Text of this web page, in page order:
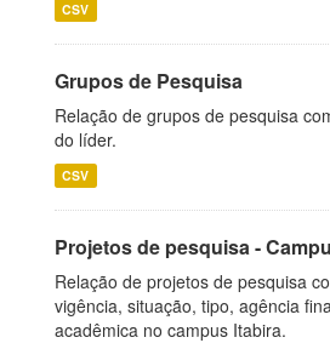
CSV
Grupos de Pesquisa
Relação de grupos de pesquisa
do líder.
CSV
Projetos de pesquisa -
Relação de projetos de pesquisa
vigência, situação, tipo, agência
acadêmica no campus Itabira.